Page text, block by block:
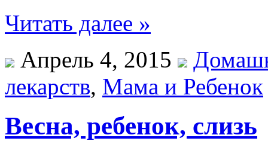
Читать далее »
Апрель 4, 2015
лекарств, Мама и Ребенок
Весна, ребенок, слизь